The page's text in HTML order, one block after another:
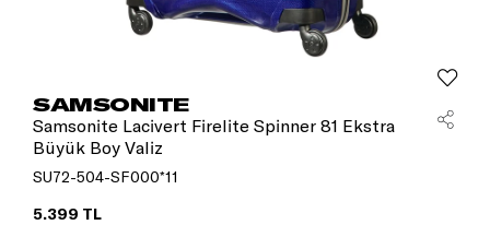
SAMSONITE
Samsonite Lacivert Firelite Spinner 81 Ekstra
Büyük Boy Valiz
SU72-504-SF000*11
5.399 TL